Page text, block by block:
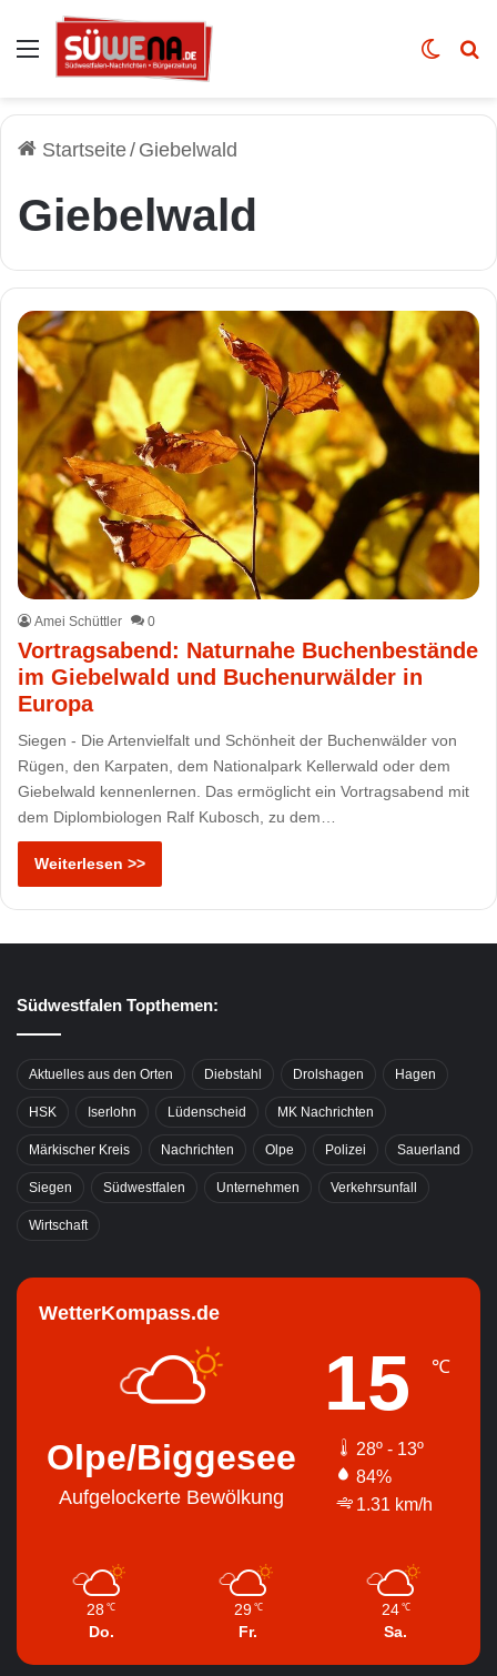
Auswahl Skin
Startseite/ Giebelwald
Giebelwald
Amei Schüttler 0
Vortragsabend: Naturnahe Buchenbestände
im Giebelwald und Buchenurwälder in
Europa
Siegen - Die Artenvielfalt und Schönheit der Buchenwälder von
Rügen, den Karpaten, dem Nationalpark Kellerwald oder dem
Giebelwald kennenlernen. Das ermöglicht ein Vortragsabend mit
dem Diplombiologen Ralf Kubosch, zu dem…
Weiterlesen >>
Südwestfalen Topthemen:
Aktuelles aus den Orten Diebstahl Drolshagen Hagen
HSK Iserlohn Lüdenscheid MK Nachrichten
Märkischer Kreis Nachrichten Olpe Polizei Sauerland
Siegen Südwestfalen Unternehmen Verkehrsunfall
Wirtschaft
WetterKompass.de
Olpe/Biggesee
Aufgelockerte Bewölkung
15 ℃
28º - 13º
84%
1.31 km/h
28 ℃
Do.
29 ℃
Fr.
24 ℃
Sa.